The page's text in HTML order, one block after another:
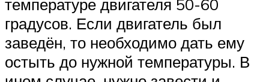
температуре двигателя 50-60
градусов. Если двигатель был
заведён, то необходимо дать ему
остыть до нужной температуры. В